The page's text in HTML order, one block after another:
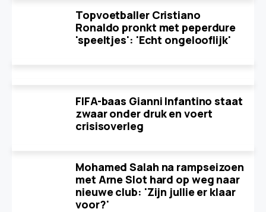
Topvoetballer Cristiano
Ronaldo pronkt met peperdure
'speeltjes': 'Echt ongelooflijk'
FIFA-baas Gianni Infantino staat
zwaar onder druk en voert
crisisoverleg
Mohamed Salah na rampseizoen
met Arne Slot hard op weg naar
nieuwe club: 'Zijn jullie er klaar
voor?'